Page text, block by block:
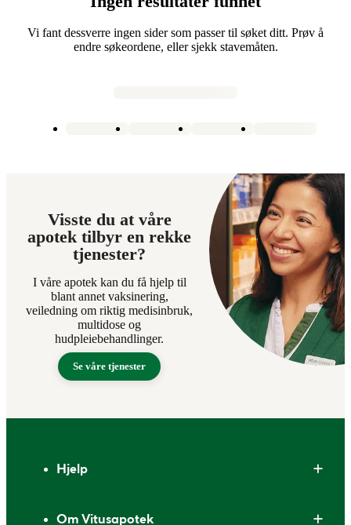
Vi fant dessverre ingen sider som passer til søket ditt. Prøv å
endre søkeordene, eller sjekk stavemåten.
Visste du at våre
apotek tilbyr en rekke
tjenester?
I våre apotek kan du få hjelp til
blant annet vaksinering,
veiledning om riktig medisinbruk,
multidose og
hudpleiebehandlinger.
Se våre tjenester
Hjelp
Om Vitusapotek